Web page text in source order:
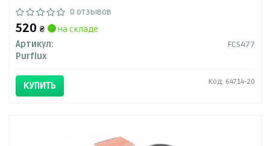
0 отзывов
520 ₴
на складе
Артикул:
FCS477
Purflux
КУПИТЬ Код: 64714-20